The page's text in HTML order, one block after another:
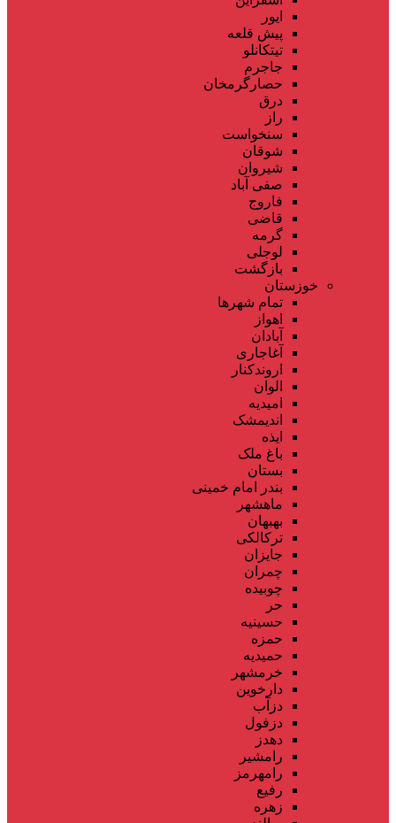
ایور
پیش قلعه
تیتکانلو
جاجرم
حصارگرمخان
درق
راز
سنخواست
شوقان
شیروان
صفی آباد
فاروج
قاضی
گرمه
لوجلی
بازگشت
خوزستان
تمام شهر‌ها
اهواز
آبادان
آغاجاری
اروندکنار
الوان
امیدیه
اندیمشک
ایذه
باغ ملک
بستان
بندر امام خمینی
ماهشهر
بهبهان
ترکالکی
جایزان
چمران
چوبیده
حر
حسینیه
حمزه
حمیدیه
خرمشهر
دارخوین
دزآب
دزفول
دهدز
رامشیر
رامهرمز
رفیع
زهره